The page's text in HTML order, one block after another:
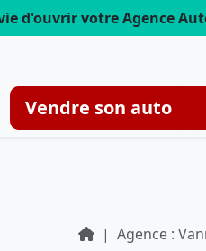
d'ouvrir votre Agence
Vendre son auto
Agence :